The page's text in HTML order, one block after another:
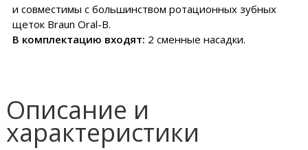
и совместимы с большинством ротационных зубных
щеток Braun Oral-B.
В комплектацию входят: 2 сменные насадки.
Описание и
характеристики